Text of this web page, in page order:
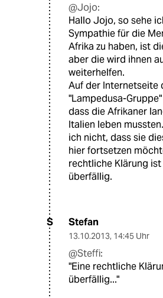
@Jojo:
Hallo Jojo, so sehe
Sympathie für die
Afrika zu haben, ist
aber die wird ihnen
weiterhelfen.
Auf der Internetseite
"Lampedusa-
dass die Afrikaner
Italien leben
ich nicht, dass sie
hier fortsetzen
rechtliche Klärung
überfällig.
S Stefan
13.10.2013, 14:45 Uhr
@Steffi:
"Eine rechtliche
überfällig..."